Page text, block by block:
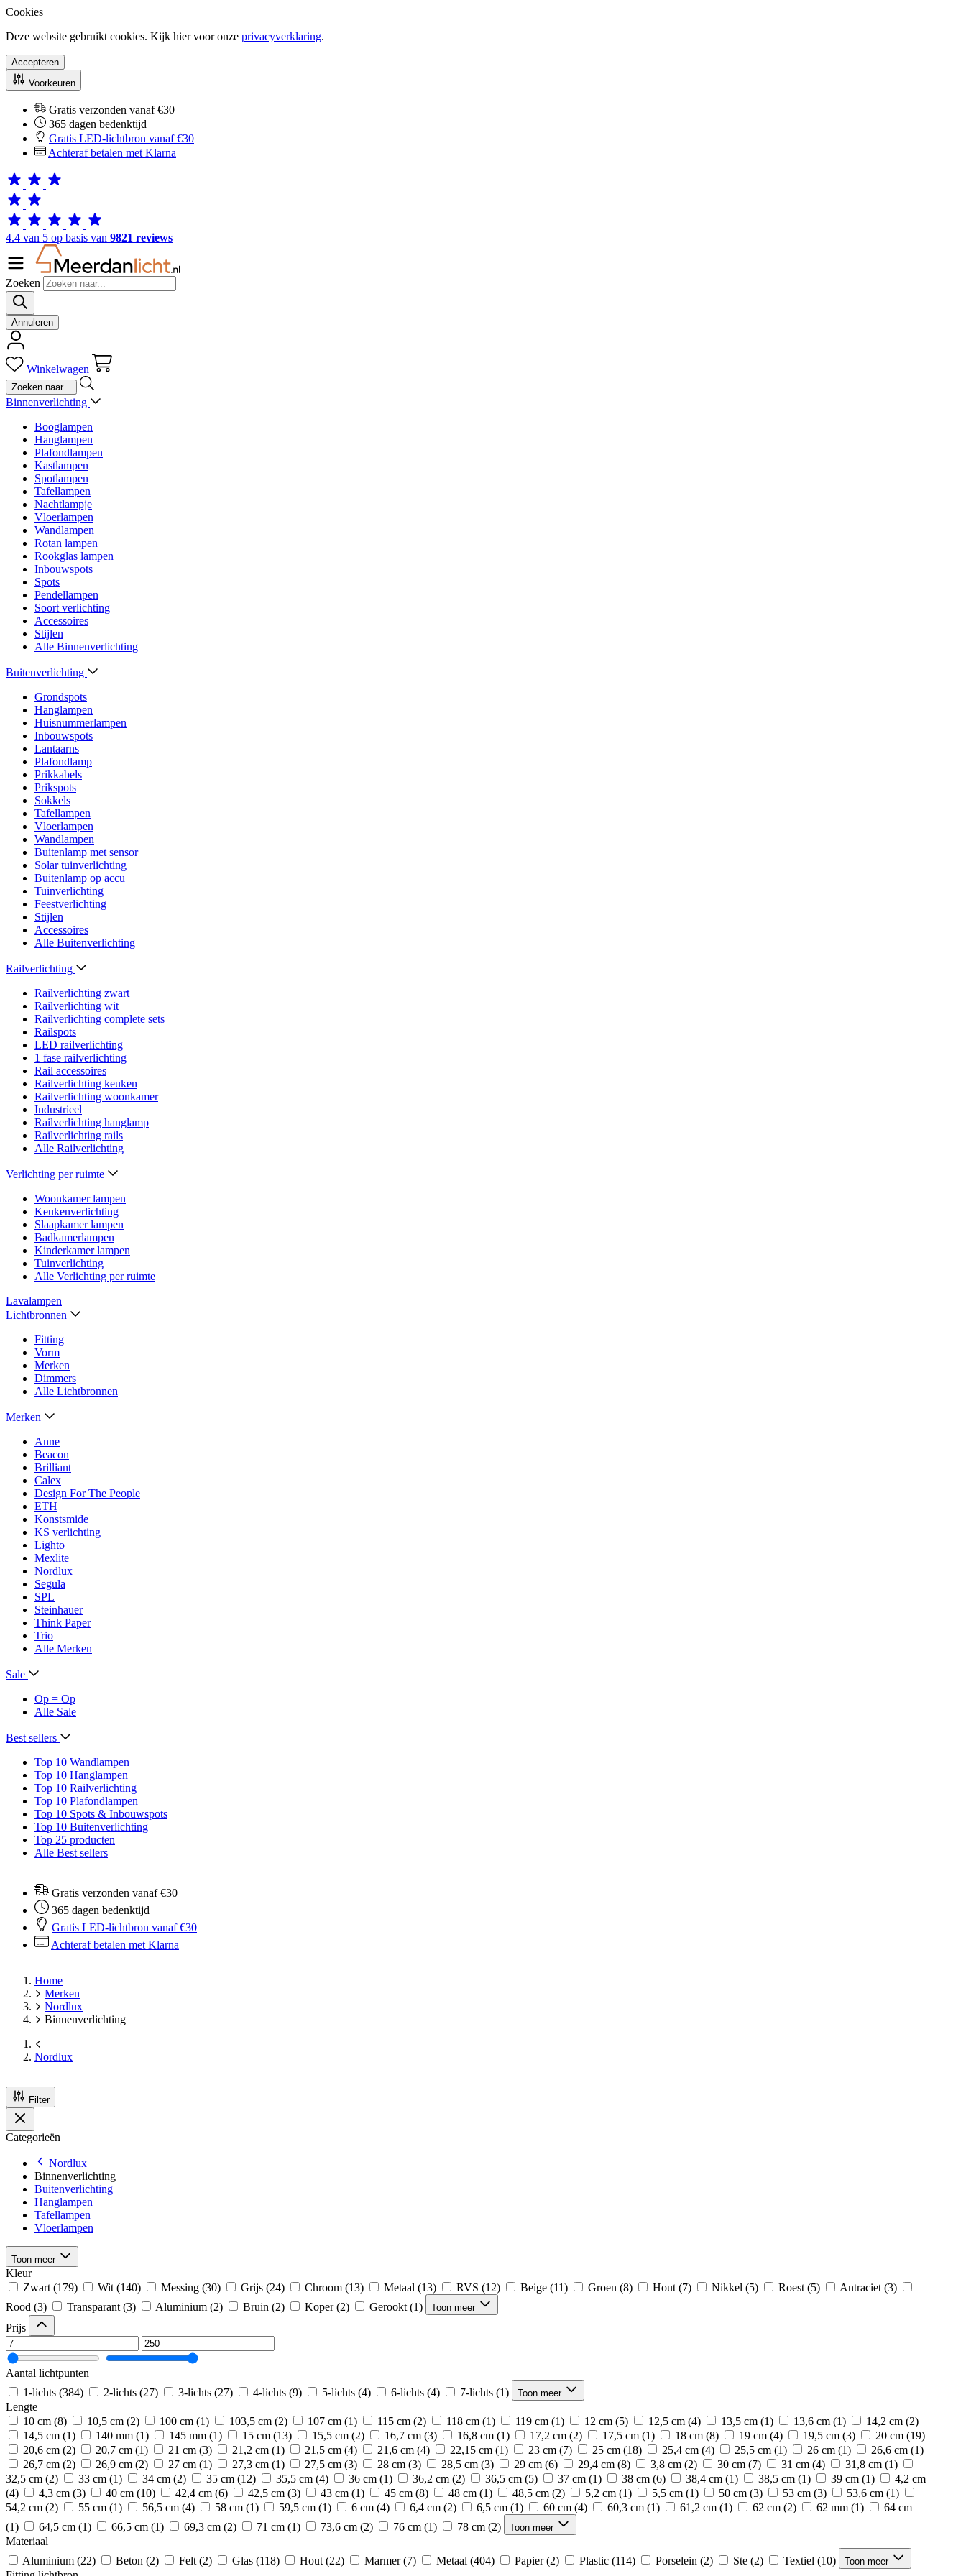
Cookies
Deze website gebruikt cookies. Kijk hier voor onze privacyverklaring.
Accepteren
Voorkeuren
Gratis verzonden vanaf €30
365 dagen bedenktijd
Gratis LED-lichtbron vanaf €30
Achteraf betalen met Klarna
4.4 van 5 op basis van 9821 reviews
Zoeken
Annuleren
Winkelwagen
Binnenverlichting
Booglampen
Hanglampen
Plafondlampen
Kastlampen
Spotlampen
Tafellampen
Nachtlampje
Vloerlampen
Wandlampen
Rotan lampen
Rookglas lampen
Inbouwspots
Spots
Pendellampen
Soort verlichting
Accessoires
Stijlen
Alle Binnenverlichting
Buitenverlichting
Grondspots
Hanglampen
Huisnummerlampen
Inbouwspots
Lantaarns
Plafondlamp
Prikkabels
Prikspots
Sokkels
Tafellampen
Vloerlampen
Wandlampen
Buitenlamp met sensor
Solar tuinverlichting
Buitenlamp op accu
Tuinverlichting
Feestverlichting
Stijlen
Accessoires
Alle Buitenverlichting
Railverlichting
Railverlichting zwart
Railverlichting wit
Railverlichting complete sets
Railspots
LED railverlichting
1 fase railverlichting
Rail accessoires
Railverlichting keuken
Railverlichting woonkamer
Industrieel
Railverlichting hanglamp
Railverlichting rails
Alle Railverlichting
Verlichting per ruimte
Woonkamer lampen
Keukenverlichting
Slaapkamer lampen
Badkamerlampen
Kinderkamer lampen
Tuinverlichting
Alle Verlichting per ruimte
Lavalampen
Lichtbronnen
Fitting
Vorm
Merken
Dimmers
Alle Lichtbronnen
Merken
Anne
Beacon
Brilliant
Calex
Design For The People
ETH
Konstsmide
KS verlichting
Lighto
Mexlite
Nordlux
Segula
SPL
Steinhauer
Think Paper
Trio
Alle Merken
Sale
Op = Op
Alle Sale
Best sellers
Top 10 Wandlampen
Top 10 Hanglampen
Top 10 Railverlichting
Top 10 Plafondlampen
Top 10 Spots & Inbouwspots
Top 10 Buitenverlichting
Top 25 producten
Alle Best sellers
Gratis verzonden vanaf €30
365 dagen bedenktijd
Gratis LED-lichtbron vanaf €30
Achteraf betalen met Klarna
Home
Merken
Nordlux
Binnenverlichting
Nordlux
Filter
Categorieën
Nordlux
Binnenverlichting
Buitenverlichting
Hanglampen
Tafellampen
Vloerlampen
Toon meer
Kleur
Zwart (179) Wit (140) Messing (30) Grijs (24) Chroom (13) Metaal (13) RVS (12) Beige (11) Groen (8) Hout (7) Nikkel (5) Roest (5) Antraciet (3)
Rood (3) Transparant (3) Aluminium (2) Bruin (2) Koper (2) Gerookt (1) Toon meer
Prijs
Aantal lichtpunten
1-lichts (384) 2-lichts (27) 3-lichts (27) 4-lichts (9) 5-lichts (4) 6-lichts (4) 7-lichts (1) Toon meer
Lengte
10 cm (8) 10,5 cm (2) 100 cm (1) 103,5 cm (2) 107 cm (1) 115 cm (2) 118 cm (1) 119 cm (1) 12 cm (5) 12,5 cm (4) 13,5 cm (1) 13,6 cm (1) 14,2 cm (2)
14,5 cm (1) 140 mm (1) 145 mm (1) 15 cm (13) 15,5 cm (2) 16,7 cm (3) 16,8 cm (1) 17,2 cm (2) 17,5 cm (1) 18 cm (8) 19 cm (4) 19,5 cm (3) 20 cm (19)
20,6 cm (2) 20,7 cm (1) 21 cm (3) 21,2 cm (1) 21,5 cm (4) 21,6 cm (4) 22,15 cm (1) 23 cm (7) 25 cm (18) 25,4 cm (4) 25,5 cm (1) 26 cm (1) 26,6 cm (1)
26,7 cm (2) 26,9 cm (2) 27 cm (1) 27,3 cm (1) 27,5 cm (3) 28 cm (3) 28,5 cm (3) 29 cm (6) 29,4 cm (8) 3,8 cm (2) 30 cm (7) 31 cm (4) 31,8 cm (1)
32,5 cm (2) 33 cm (1) 34 cm (2) 35 cm (12) 35,5 cm (4) 36 cm (1) 36,2 cm (2) 36,5 cm (5) 37 cm (1) 38 cm (6) 38,4 cm (1) 38,5 cm (1) 39 cm (1)
4,2 cm
(4)
4,3 cm (3) 40 cm (10) 42,4 cm (6) 42,5 cm (3) 43 cm (1) 45 cm (8) 48 cm (1) 48,5 cm (2) 5,2 cm (1) 5,5 cm (1) 50 cm (3) 53 cm (3) 53,6 cm (1)
54,2 cm (2) 55 cm (1) 56,5 cm (4) 58 cm (1) 59,5 cm (1) 6 cm (4) 6,4 cm (2) 6,5 cm (1) 60 cm (4) 60,3 cm (1) 61,2 cm (1) 62 cm (2) 62 mm (1)
64 cm
(1)
64,5 cm (1) 66,5 cm (1) 69,3 cm (2) 71 cm (1) 73,6 cm (2) 76 cm (1) 78 cm (2) Toon meer
Materiaal
Aluminium (22) Beton (2) Felt (2) Glas (118) Hout (22) Marmer (7) Metaal (404) Papier (2) Plastic (114) Porselein (2) Ste (2) Textiel (10) Toon meer